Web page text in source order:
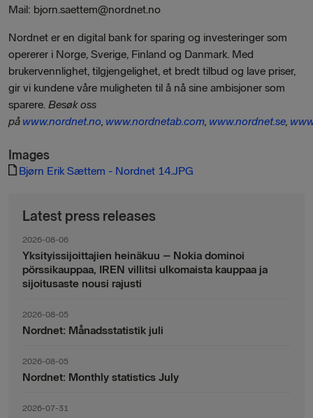
Mail: bjorn.saettem@nordnet.no
Nordnet er en digital bank for sparing og investeringer som
opererer i Norge, Sverige, Finland og Danmark. Med
brukervennlighet, tilgjengelighet, et bredt tilbud og lave priser,
gir vi kundene våre muligheten til å nå sine ambisjoner som
sparere. Besøk oss
på www.nordnet.no, www.nordnetab.com, www.nordnet.se,
Images
Bjørn Erik Sættem - Nordnet 14.JPG
Latest press releases
2026-08-06
Yksityissijoittajien heinäkuu – Nokia dominoi
pörssikauppaa, IREN villitsi ulkomaista kauppaa ja
sijoitusaste nousi rajusti
2026-08-05
Nordnet: Månadsstatistik juli
2026-08-05
Nordnet: Monthly statistics July
2026-07-31